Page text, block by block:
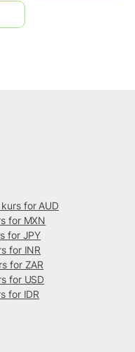
for AUD
for MXN
for JPY
for INR
for ZAR
for USD
for IDR